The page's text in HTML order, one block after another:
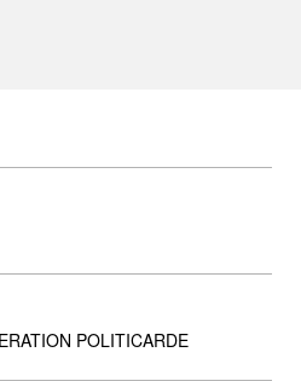
POLITICARDE